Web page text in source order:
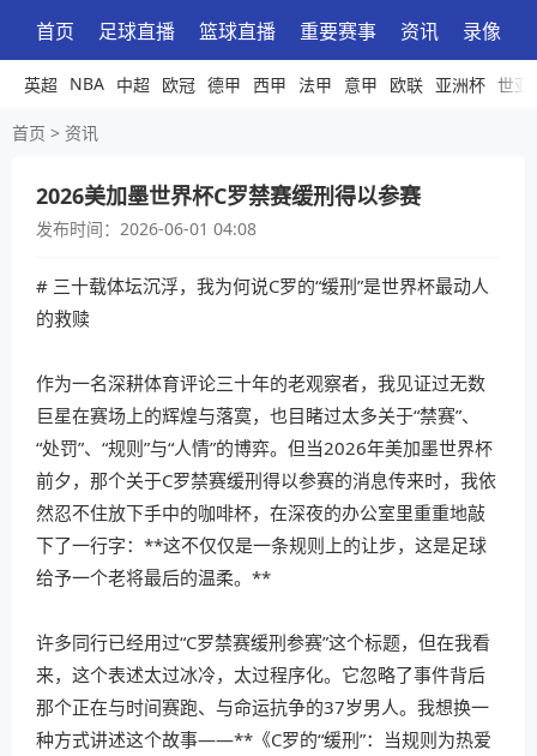
首页 足球直播 篮球直播 重要赛事 资讯 录像
英超 NBA 中超 欧冠 德甲 西甲 法甲 意甲 欧联 亚洲杯 世亚
首页 > 资讯
2026美加墨世界杯C罗禁赛缓刑得以参赛
发布时间： 2026-06-01 04:08
# 三十载体坛沉浮，我为何说C罗的“缓刑”是世界杯最动人
的救赎
作为一名深耕体育评论三十年的老观察者，我见证过无数
巨星在赛场上的辉煌与落寞，也目睹过太多关于“禁赛”、
“处罚”、“规则”与“人情”的博弈。但当2026年美加墨世界杯
前夕，那个关于C罗禁赛缓刑得以参赛的消息传来时，我依
然忍不住放下手中的咖啡杯，在深夜的办公室里重重地敲
下了一行字：**这不仅仅是一条规则上的让步，这是足球
给予一个老将最后的温柔。**
许多同行已经用过“C罗禁赛缓刑参赛”这个标题，但在我看
来，这个表述太过冰冷，太过程序化。它忽略了事件背后
那个正在与时间赛跑、与命运抗争的37岁男人。我想换一
种方式讲述这个故事——**《C罗的“缓刑”：当规则为热爱